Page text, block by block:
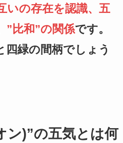
いの存在を認識、五
”比和”の関係です。
四緑の間柄でしょう
ン)”の五気とは何